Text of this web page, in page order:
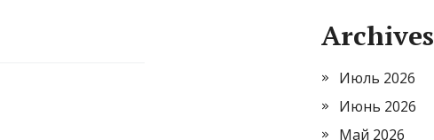
Archives
Июль 2026
Июнь 2026
Май 2026